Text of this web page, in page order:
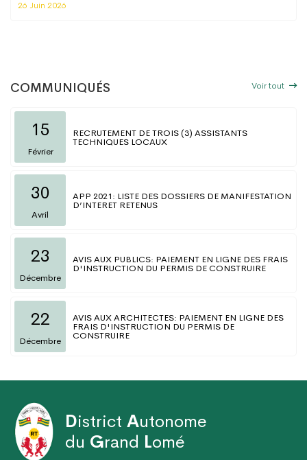
26 Juin 2026
COMMUNIQUÉS Voir tout
15
Février
RECRUTEMENT DE TROIS (3) ASSISTANTS
TECHNIQUES LOCAUX
30
Avril
APP 2021: LISTE DES DOSSIERS DE MANIFESTATION
D’INTERET RETENUS
23
Décembre
AVIS AUX PUBLICS: PAIEMENT EN LIGNE DES FRAIS
D'INSTRUCTION DU PERMIS DE CONSTRUIRE
22
Décembre
AVIS AUX ARCHITECTES: PAIEMENT EN LIGNE DES
FRAIS D'INSTRUCTION DU PERMIS DE
CONSTRUIRE
District Autonome
du Grand Lomé